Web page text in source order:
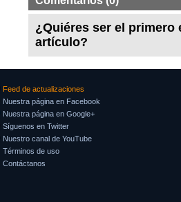
¿Quiéres ser el primero
artículo?
Feed de actualizaciones
Nuestra página en Facebook
Nuestra página en Google+
Síguenos en Twitter
Nuestro canal de YouTube
Términos de uso
Contáctanos